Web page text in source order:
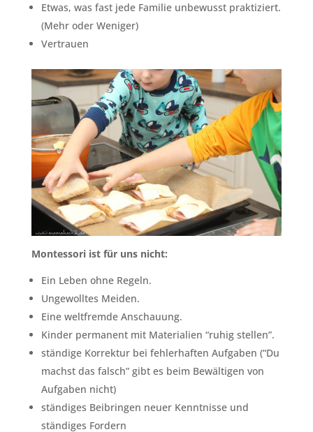
Etwas, was fast jede Familie unbewusst praktiziert.
(Mehr oder Weniger)
Vertrauen
Montessori ist für uns nicht:
Ein Leben ohne Regeln.
Ungewolltes Meiden.
Eine weltfremde Anschauung.
Kinder permanent mit Materialien “ruhig stellen”.
ständige Korrektur bei fehlerhaften Aufgaben (“Du
machst das falsch” gibt es beim Bewältigen von
Aufgaben nicht)
ständiges Beibringen neuer Kenntnisse und
ständiges Fordern